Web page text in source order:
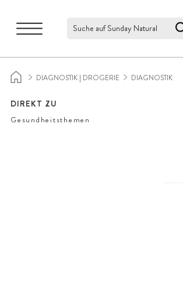
Suche auf Sunday Natural
DIAGNOSTIK | DROGERIE DIAGNOSTIK
DIREKT ZU
Gesundheitsthemen